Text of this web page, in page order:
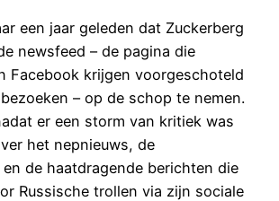
een jaar geleden dat Zuckerberg
newsfeed – de pagina die
Facebook krijgen voorgeschoteld
– op de schop te nemen.
er een storm van kritiek was
het nepnieuws, de
de haatdragende berichten die
Russische trollen via zijn sociale